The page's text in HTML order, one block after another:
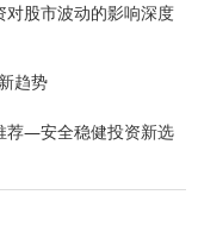
对股市波动的影响深度
趋势
荐—安全稳健投资新选